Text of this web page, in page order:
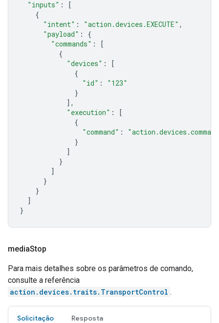
"inputs" :
[
{
"intent" : "action.devices.EXECUTE" ,
"payload" :
{
"commands" :
[
{
"devices" :
[
{
"id" :
"123"
}
],
"execution" :
[
{
"command" :
}
]
}
]
}
}
]
}
mediaStop
Para mais detalhes sobre os parâmetros de comando,
consulte a referência
action.devices.traits.TransportControl .
Solicitação Resposta